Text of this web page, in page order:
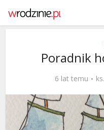
Poradnik
6 lat temu